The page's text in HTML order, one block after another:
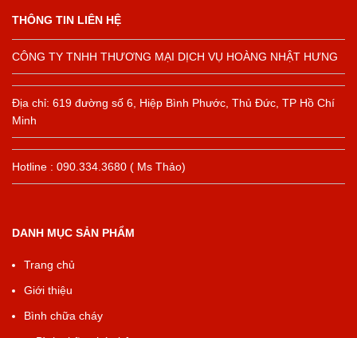
THÔNG TIN LIÊN HỆ
CÔNG TY TNHH THƯƠNG MẠI DỊCH VỤ HOÀNG NHẬT HƯNG
Địa chỉ: 619 đường số 6, Hiệp Bình Phước, Thủ Đức, TP Hồ Chí
Minh
Hotline : 090.334.3680 ( Ms Thảo)
DANH MỤC SẢN PHẨM
Trang chủ
Giới thiệu
Bình chữa cháy